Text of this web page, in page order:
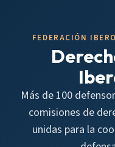
FEDERACIÓN
Más de 100
comisiones de
unidas para la